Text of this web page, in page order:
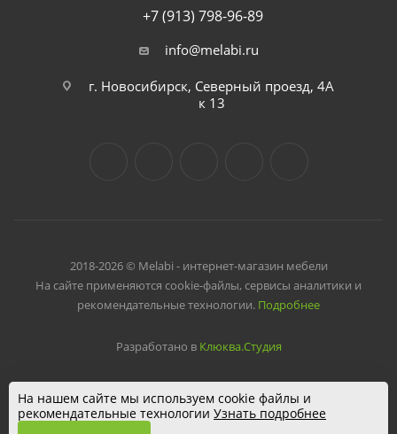
+7 (913) 798-96-89
info@melabi.ru
г. Новосибирск, Северный проезд, 4А
к 13
2018-2026 © Melabi - интернет-магазин мебели
На сайте применяются cookie-файлы, сервисы аналитики и
рекомендательные технологии. Подробнее
Разработано в Клюква.Студия
На нашем сайте мы используем cookie файлы и
рекомендательные технологии Узнать подробнее